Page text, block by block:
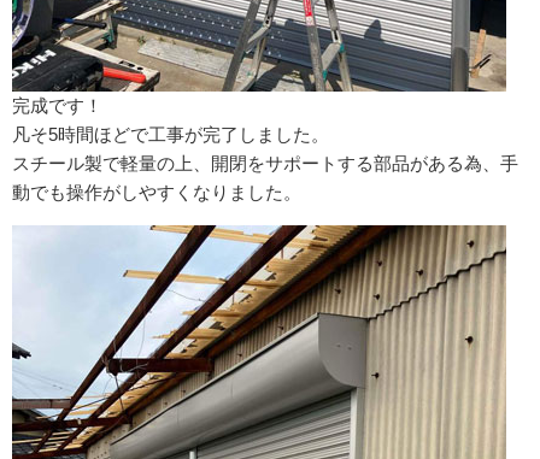
完成です！
凡そ5時間ほどで工事が完了しました。
スチール製で軽量の上、開閉をサポートする部品がある為、手
動でも操作がしやすくなりました。